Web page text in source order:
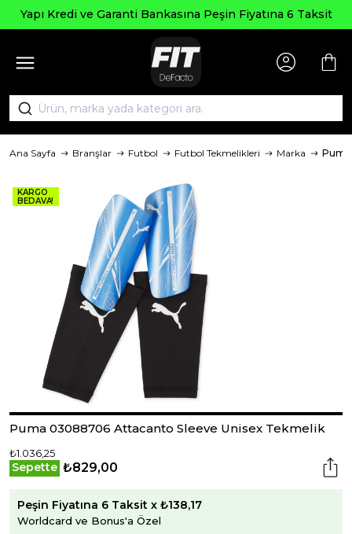
Yapı Kredi ve Garanti Bankasına Peşin Fiyatına 6 Taksit
Ana Sayfa Branşlar Futbol Futbol Tekmelikleri Marka Puma
KARGO
BEDAVA!
Puma 03088706 Attacanto Sleeve Unisex Tekmelik
₺1.036,25
Sepette ₺829,00
Peşin Fiyatına 6 Taksit x ₺138,17
Worldcard ve Bonus'a Özel